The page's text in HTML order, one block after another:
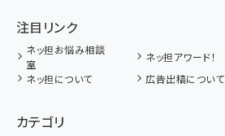
注目リンク
ネッ担お悩み相談
室
ネッ担アワード！
ネッ担について
広告出稿について
カテゴリ